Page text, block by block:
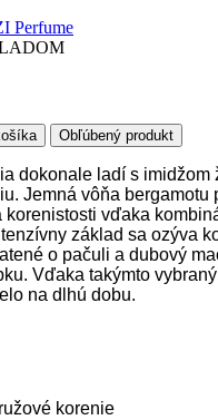
Perfume
Obľúbený produkt
dokonale ladí s imidžom
Jemná vôňa bergamotu
korenistosti vďaka
základ sa ozýva
o pačuli a dubový
Vďaka takýmto
na dlhú dobu.
korenie